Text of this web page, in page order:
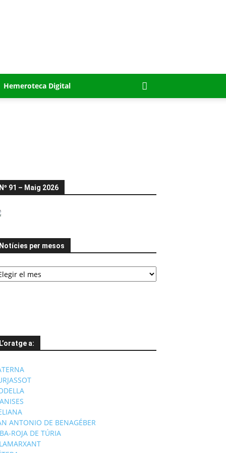
Hemeroteca Digital
Nº 91 – Maig 2026
Notícies per mesos
L’oratge a:
ANTONIO DE BENAGÉBER
ROJA DE TÚRIA